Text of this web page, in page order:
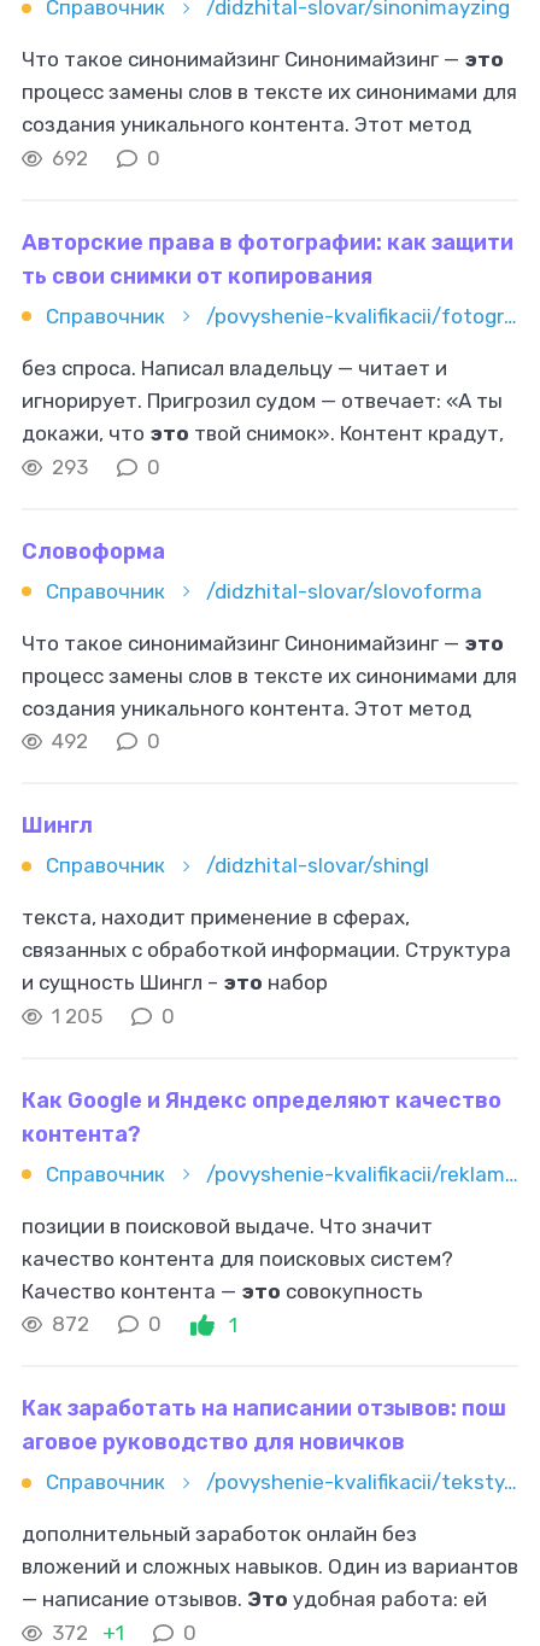
Справочник /didzhital-slovar/sinonimayzing
Что такое синонимайзинг Синонимайзинг — это
процесс замены слов в тексте их синонимами для
создания уникального контента. Этот метод
используется для улучшения текстов, избегая
692 0
Авторские права в фотографии: как защити
ть свои снимки от копирования
Справочник /povyshenie-kvalifikacii/fotografiya/avtorskie-prava-v-fotografii-kak-zashchitit-svoi-snimki-ot-kopir
без спроса. Написал владельцу — читает и
игнорирует. Пригрозил судом — отвечает: «А ты
докажи, что это твой снимок». Контент крадут,
используют в коммерческих целях,
293 0
Словоформа
Справочник /didzhital-slovar/slovoforma
Что такое синонимайзинг Синонимайзинг — это
процесс замены слов в тексте их синонимами для
создания уникального контента. Этот метод
используется для улучшения текстов, избегая
492 0
Шингл
Справочник /didzhital-slovar/shingl
текста, находит применение в сферах,
связанных с обработкой информации. Структура
и сущность Шингл – это набор
последовательных слов или токенов в тексте.
1 205 0
Как Google и Яндекс определяют качество
контента?
Справочник /povyshenie-kvalifikacii/reklama-i-marketing/seo/kak-google-i-yandeks-opredelyayut-kachestvo-kontenta
позиции в поисковой выдаче. Что значит
качество контента для поисковых систем?
Качество контента — это совокупность
характеристик, которые делают текст
872 0 1
Как заработать на написании отзывов: пош
аговое руководство для новичков
Справочник /povyshenie-kvalifikacii/teksty/otzyvy/kak-zarabotat-na-napisanii-otzyvov-poshagovoe-rukovodstvo-dlya-n
дополнительный заработок онлайн без
вложений и сложных навыков. Один из вариантов
— написание отзывов. Это удобная работа: ей
можно заниматься даже из дома и брать заказы
372 +1 0